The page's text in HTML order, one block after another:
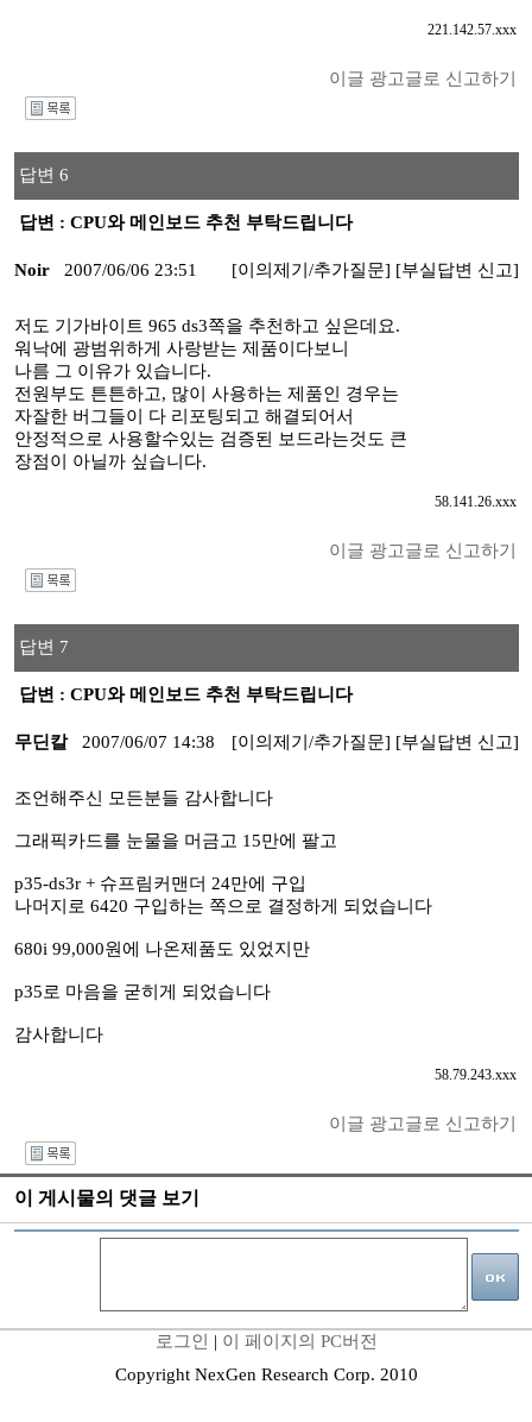
221.142.57.xxx
이글 광고글로 신고하기
답변 6
답변 : CPU와 메인보드 추천 부탁드립니다
Noir 2007/06/06 23:51 [이의제기/추가질문] [부실답변 신고]
저도 기가바이트 965 ds3쪽을 추천하고 싶은데요.
워낙에 광범위하게 사랑받는 제품이다보니
나름 그 이유가 있습니다.
전원부도 튼튼하고, 많이 사용하는 제품인 경우는
자잘한 버그들이 다 리포팅되고 해결되어서
안정적으로 사용할수있는 검증된 보드라는것도 큰
장점이 아닐까 싶습니다.
58.141.26.xxx
이글 광고글로 신고하기
답변 7
답변 : CPU와 메인보드 추천 부탁드립니다
무딘칼 2007/06/07 14:38 [이의제기/추가질문] [부실답변 신고]
조언해주신 모든분들 감사합니다
그래픽카드를 눈물을 머금고 15만에 팔고
p35-ds3r + 슈프림커맨더 24만에 구입
나머지로 6420 구입하는 쪽으로 결정하게 되었습니다
680i 99,000원에 나온제품도 있었지만
p35로 마음을 굳히게 되었습니다
감사합니다
58.79.243.xxx
이글 광고글로 신고하기
이 게시물의 댓글 보기
로그인 | 이 페이지의 PC버전
Copyright NexGen Research Corp. 2010